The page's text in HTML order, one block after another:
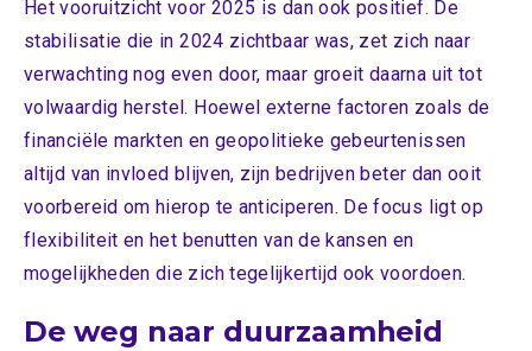
Het vooruitzicht voor 2025 is dan ook positief. De
stabilisatie die in 2024 zichtbaar was, zet zich naar
verwachting nog even door, maar groeit daarna uit tot
volwaardig herstel. Hoewel externe factoren zoals de
financiële markten en geopolitieke gebeurtenissen
altijd van invloed blijven, zijn bedrijven beter dan ooit
voorbereid om hierop te anticiperen. De focus ligt op
flexibiliteit en het benutten van de kansen en
mogelijkheden die zich tegelijkertijd ook voordoen.
De weg naar duurzaamheid